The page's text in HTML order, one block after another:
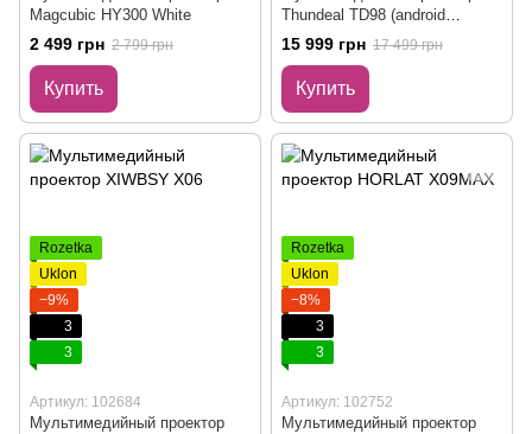
Magcubic HY300 White
2 499 грн 2 799 грн
Купить
Thundeal TD98 (android
version)
15 999 грн 17 499 грн
Купить
Rozetka
Uklon
−9%
3
3
Артикул: 102684
Мультимедийный проектор
Rozetka
Uklon
−8%
3
3
Артикул: 102752
Мультимедийный проектор